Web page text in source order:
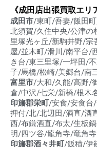
《成田店出張買取エリ
成田市/東町/吾妻/飯田
北須賀/久住中央/公津
里塚光ヶ丘/新駒井野/
屋/並木町/滑川/南平台/
き台/東三里塚/一坪田/
子/馬橋/松崎/美郷台/南
富里市/大和/久能/高野/
倉/中沢/七栄/新橋/根木
印旛郡栄町/安食/安食台
押付/北/北辺田/酒直/酒
西/布鎌酒直/布太/生板
明/四ツ谷/龍角寺/竜角
印旛郡酒々井町/飯積/伊